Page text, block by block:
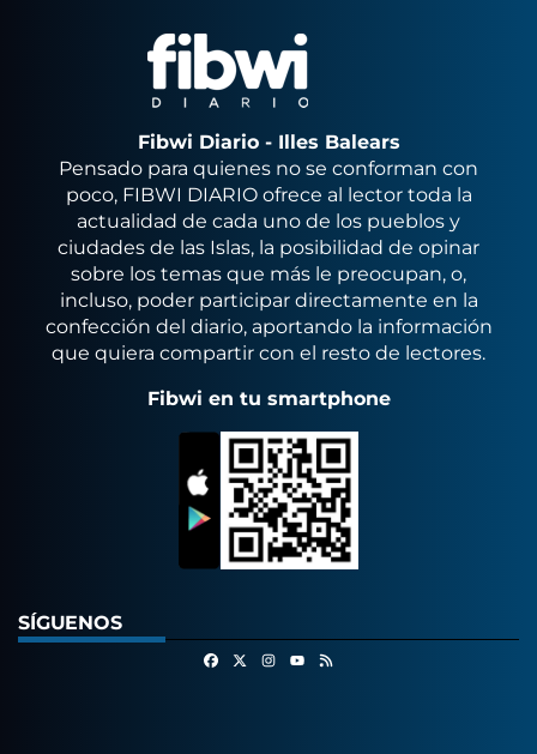
Fibwi Diario - Illes Balears
Pensado para quienes no se conforman con
poco, FIBWI DIARIO ofrece al lector toda la
actualidad de cada uno de los pueblos y
ciudades de las Islas, la posibilidad de opinar
sobre los temas que más le preocupan, o,
incluso, poder participar directamente en la
confección del diario, aportando la información
que quiera compartir con el resto de lectores.
Fibwi en tu smartphone
SÍGUENOS
FacebookInstagram